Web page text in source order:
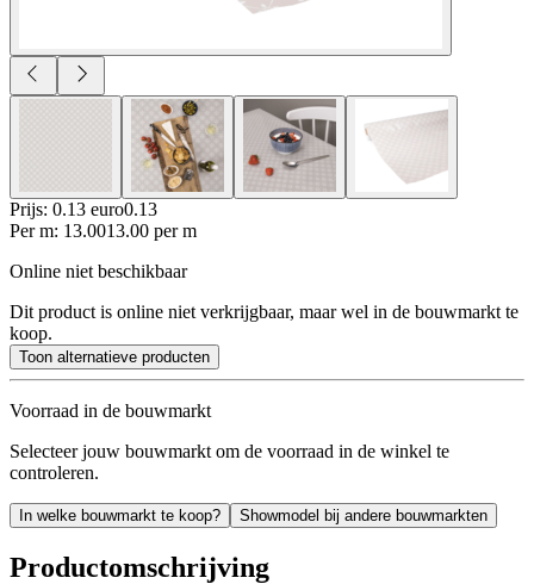
Prijs: 0.13 euro0.13
Per m: 13.0013.00 per m
Online niet beschikbaar
Dit product is online niet verkrijgbaar, maar wel in de bouwmarkt te
koop.
Toon alternatieve producten
Voorraad in de bouwmarkt
Selecteer jouw bouwmarkt om de voorraad in de winkel te
controleren.
In welke bouwmarkt te koop? Showmodel bij andere bouwmarkten
Productomschrijving